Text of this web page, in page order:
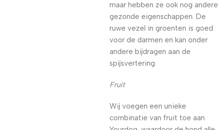
maar hebben ze ook nog andere
gezonde eigenschappen. De
ruwe vezel in groenten is goed
voor de darmen en kan onder
andere bijdragen aan de
spijsvertering.
Fruit
Wij voegen een unieke
combinatie van fruit toe aan